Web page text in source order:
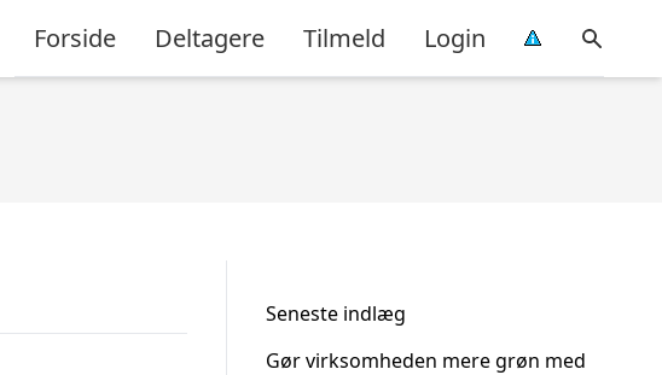
Forside Deltagere Tilmeld Login
Seneste indlæg
Gør virksomheden mere grøn med